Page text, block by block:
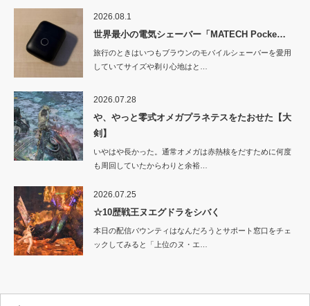
2026.08.1
世界最小の電気シェーバー「MATECH Pocke…
旅行のときはいつもブラウンのモバイルシェーバーを愛用
していてサイズや剃り心地はと…
2026.07.28
や、やっと零式オメガプラネテスをたおせた【大
剣】
いやはや長かった。通常オメガは赤熱核をだすために何度
も周回していたからわりと余裕…
2026.07.25
☆10歴戦王ヌエグドラをシバく
本日の配信バウンティはなんだろうとサポート窓口をチェ
ックしてみると「上位のヌ・エ…